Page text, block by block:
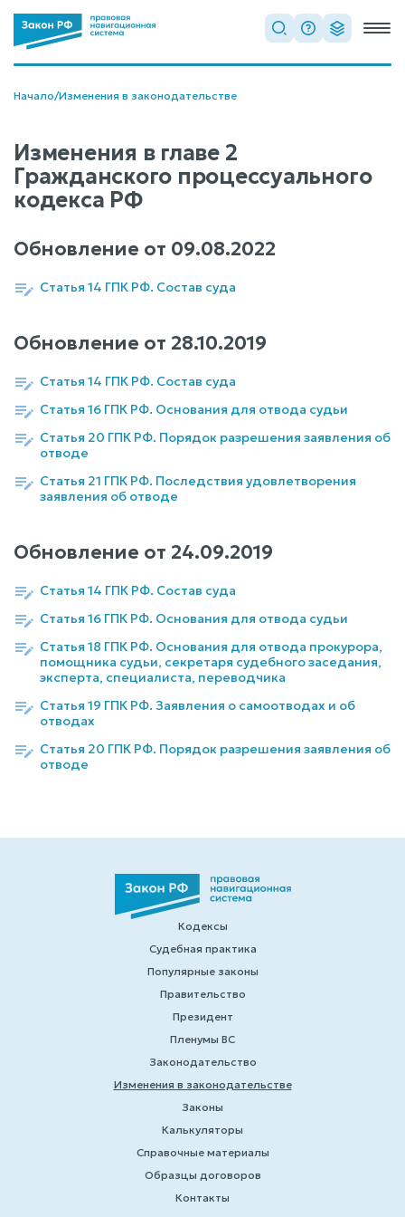
Начало/Изменения в законодательстве
Изменения в главе 2
Гражданского процессуального
кодекса РФ
Обновление от 09.08.2022
Статья 14 ГПК РФ. Состав суда
Обновление от 28.10.2019
Статья 14 ГПК РФ. Состав суда
Статья 16 ГПК РФ. Основания для отвода судьи
Статья 20 ГПК РФ. Порядок разрешения заявления об
отводе
Статья 21 ГПК РФ. Последствия удовлетворения
заявления об отводе
Обновление от 24.09.2019
Статья 14 ГПК РФ. Состав суда
Статья 16 ГПК РФ. Основания для отвода судьи
Статья 18 ГПК РФ. Основания для отвода прокурора,
помощника судьи, секретаря судебного заседания,
эксперта, специалиста, переводчика
Статья 19 ГПК РФ. Заявления о самоотводах и об
отводах
Статья 20 ГПК РФ. Порядок разрешения заявления об
отводе
Кодексы
Судебная практика
Популярные законы
Правительство
Президент
Пленумы ВС
Законодательство
Изменения в законодательстве
Законы
Калькуляторы
Справочные материалы
Образцы договоров
Контакты